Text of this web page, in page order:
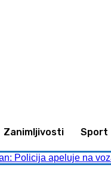
Zanimljivosti Sport
Policija apeluje na